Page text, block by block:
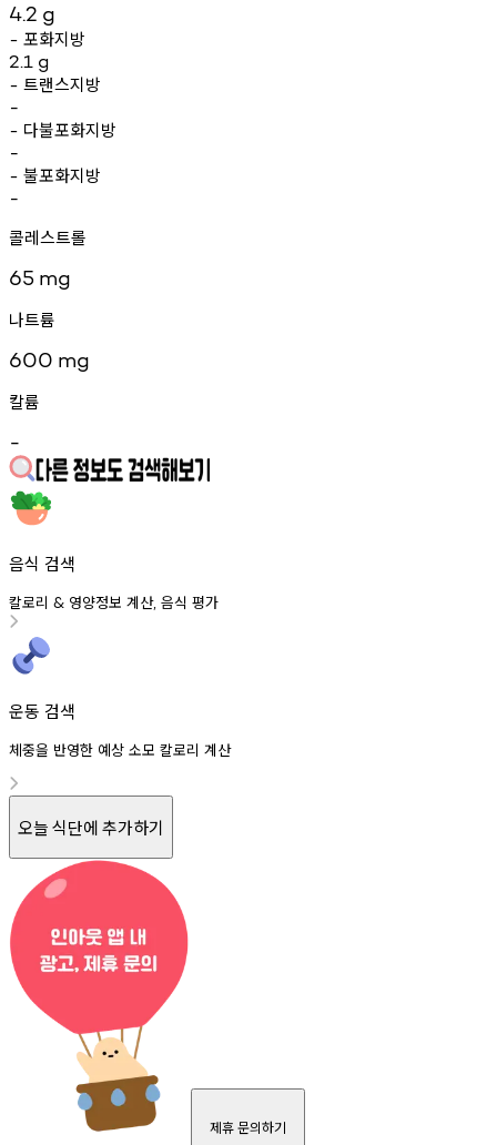
4.2 g
- 포화지방
2.1 g
- 트랜스지방
-
- 다불포화지방
-
- 불포화지방
-
콜레스트롤
65 mg
나트륨
600 mg
칼륨
-
음식 검색
칼로리 & 영양정보 계산, 음식 평가
운동 검색
체중을 반영한 예상 소모 칼로리 계산
오늘 식단에 추가하기
제휴 문의하기